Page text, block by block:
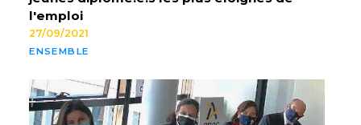
l'emploi
27/09/2021
ENSEMBLE